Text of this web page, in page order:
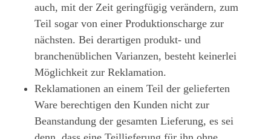
auch, mit der Zeit geringfügig verändern, zum
Teil sogar von einer Produktionscharge zur
nächsten. Bei derartigen produkt- und
branchenüblichen Varianzen, besteht keinerlei
Möglichkeit zur Reklamation.
Reklamationen an einem Teil der gelieferten
Ware berechtigen den Kunden nicht zur
Beanstandung der gesamten Lieferung, es sei